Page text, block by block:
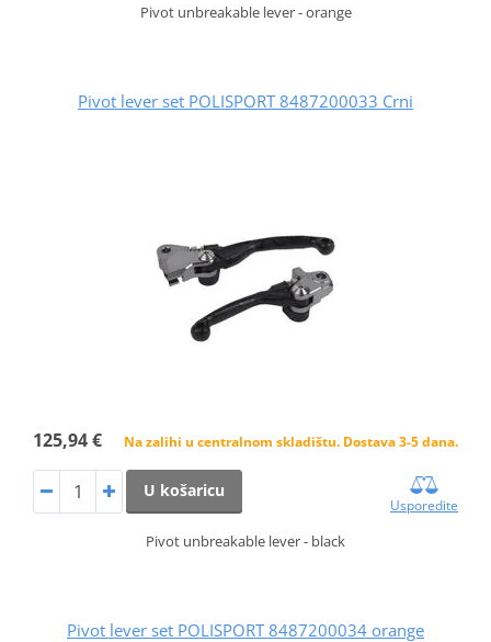
Pivot unbreakable lever - orange
Pivot lever set POLISPORT 8487200033 Crni
125,94 € Na zalihi u centralnom skladištu. Dostava 3-5 dana.
U košaricu
Usporedite
Pivot unbreakable lever - black
Pivot lever set POLISPORT 8487200034 orange